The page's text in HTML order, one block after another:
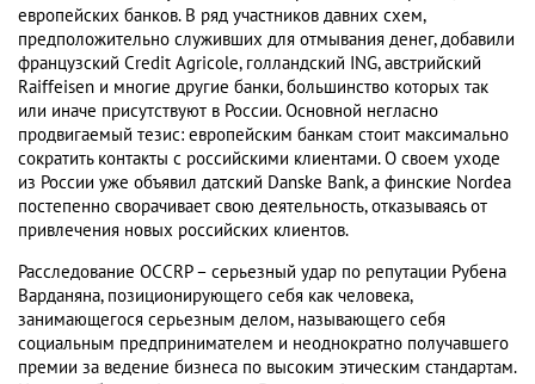
европейских банков. В ряд участников давних схем,
предположительно служивших для отмывания денег, добавили
французский Credit Agricole, голландский ING, австрийский
Raiffeisen и многие другие банки, большинство которых так
или иначе присутствуют в России. Основной негласно
продвигаемый тезис: европейским банкам стоит максимально
сократить контакты с российскими клиентами. О своем уходе
из России уже объявил датский Danske Bank, а финские Nordea
постепенно сворачивает свою деятельность, отказываясь от
привлечения новых российских клиентов.
Расследование OCCRP – серьезный удар по репутации Рубена
Варданяна, позиционирующего себя как человека,
занимающегося серьезным делом, называющего себя
социальным предпринимателем и неоднократно получавшего
премии за ведение бизнеса по высоким этическим стандартам.